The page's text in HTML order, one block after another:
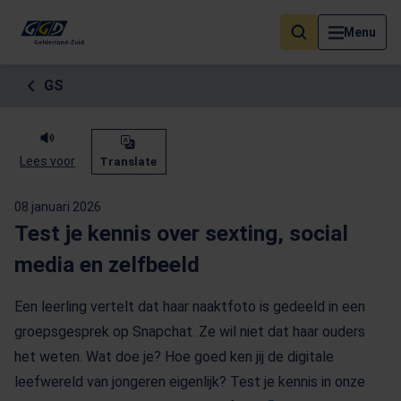
Menu
Als de resultaten voor automatisch aanvullen beschikbaar zijn,
GS
Lees voor Translate
08 januari 2026
Test je kennis over sexting, social
media en zelfbeeld
Een leerling vertelt dat haar naaktfoto is gedeeld in een
groepsgesprek op Snapchat. Ze wil niet dat haar ouders
het weten. Wat doe je? Hoe goed ken jij de digitale
leefwereld van jongeren eigenlijk? Test je kennis in onze